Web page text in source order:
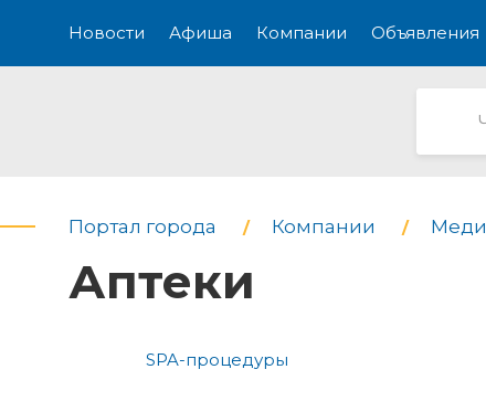
Новости Афиша Компании Объявления
Портал города Компании
Аптеки
SPA-процедуры